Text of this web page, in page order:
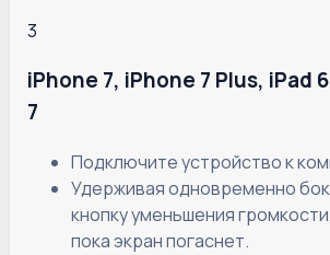
3
iPhone 7, iPhone 7 Plus, iPad
7
Подключите устройство к
Удерживая одновременно
кнопку уменьшения
пока экран погаснет.